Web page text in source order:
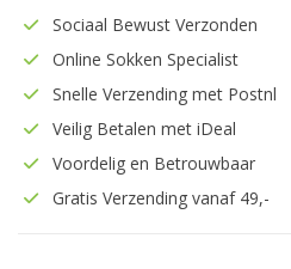
Sociaal Bewust Verzonden
Online Sokken Specialist
Snelle Verzending met Postnl
Veilig Betalen met iDeal
Voordelig en Betrouwbaar
Gratis Verzending vanaf 49,-